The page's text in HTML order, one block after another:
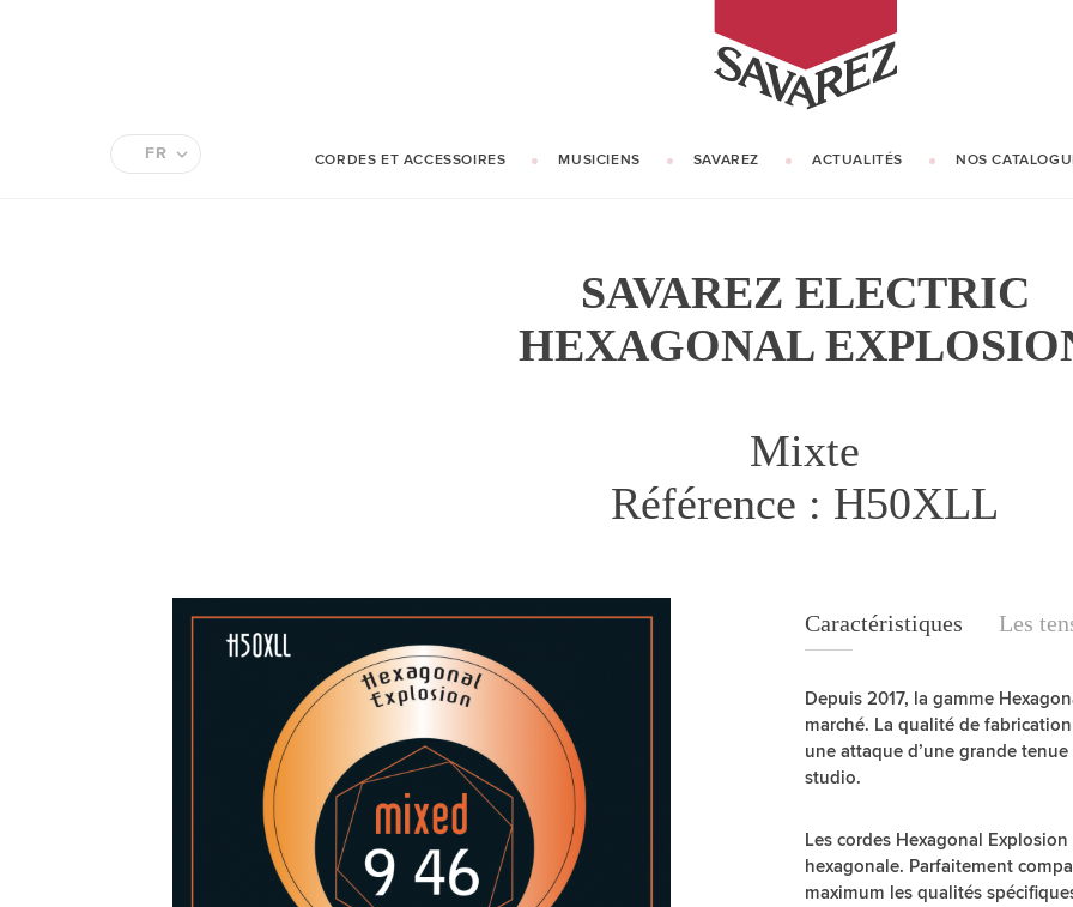
FR CORDES ET ACCESSOIRES MUSICIENS SAVAREZ ACTUALITÉS NOS
SAVAREZ ELECTRIC
HEXAGONAL
Mixte
Référence : H50XLL
Caractéristiques Les
Caractéristiques
Depuis 2017, la gamme
marché. La qualité de
une attaque d’une grande
studio.
Les cordes Hexagonal
hexagonale. Parfaitement
maximum les qualités